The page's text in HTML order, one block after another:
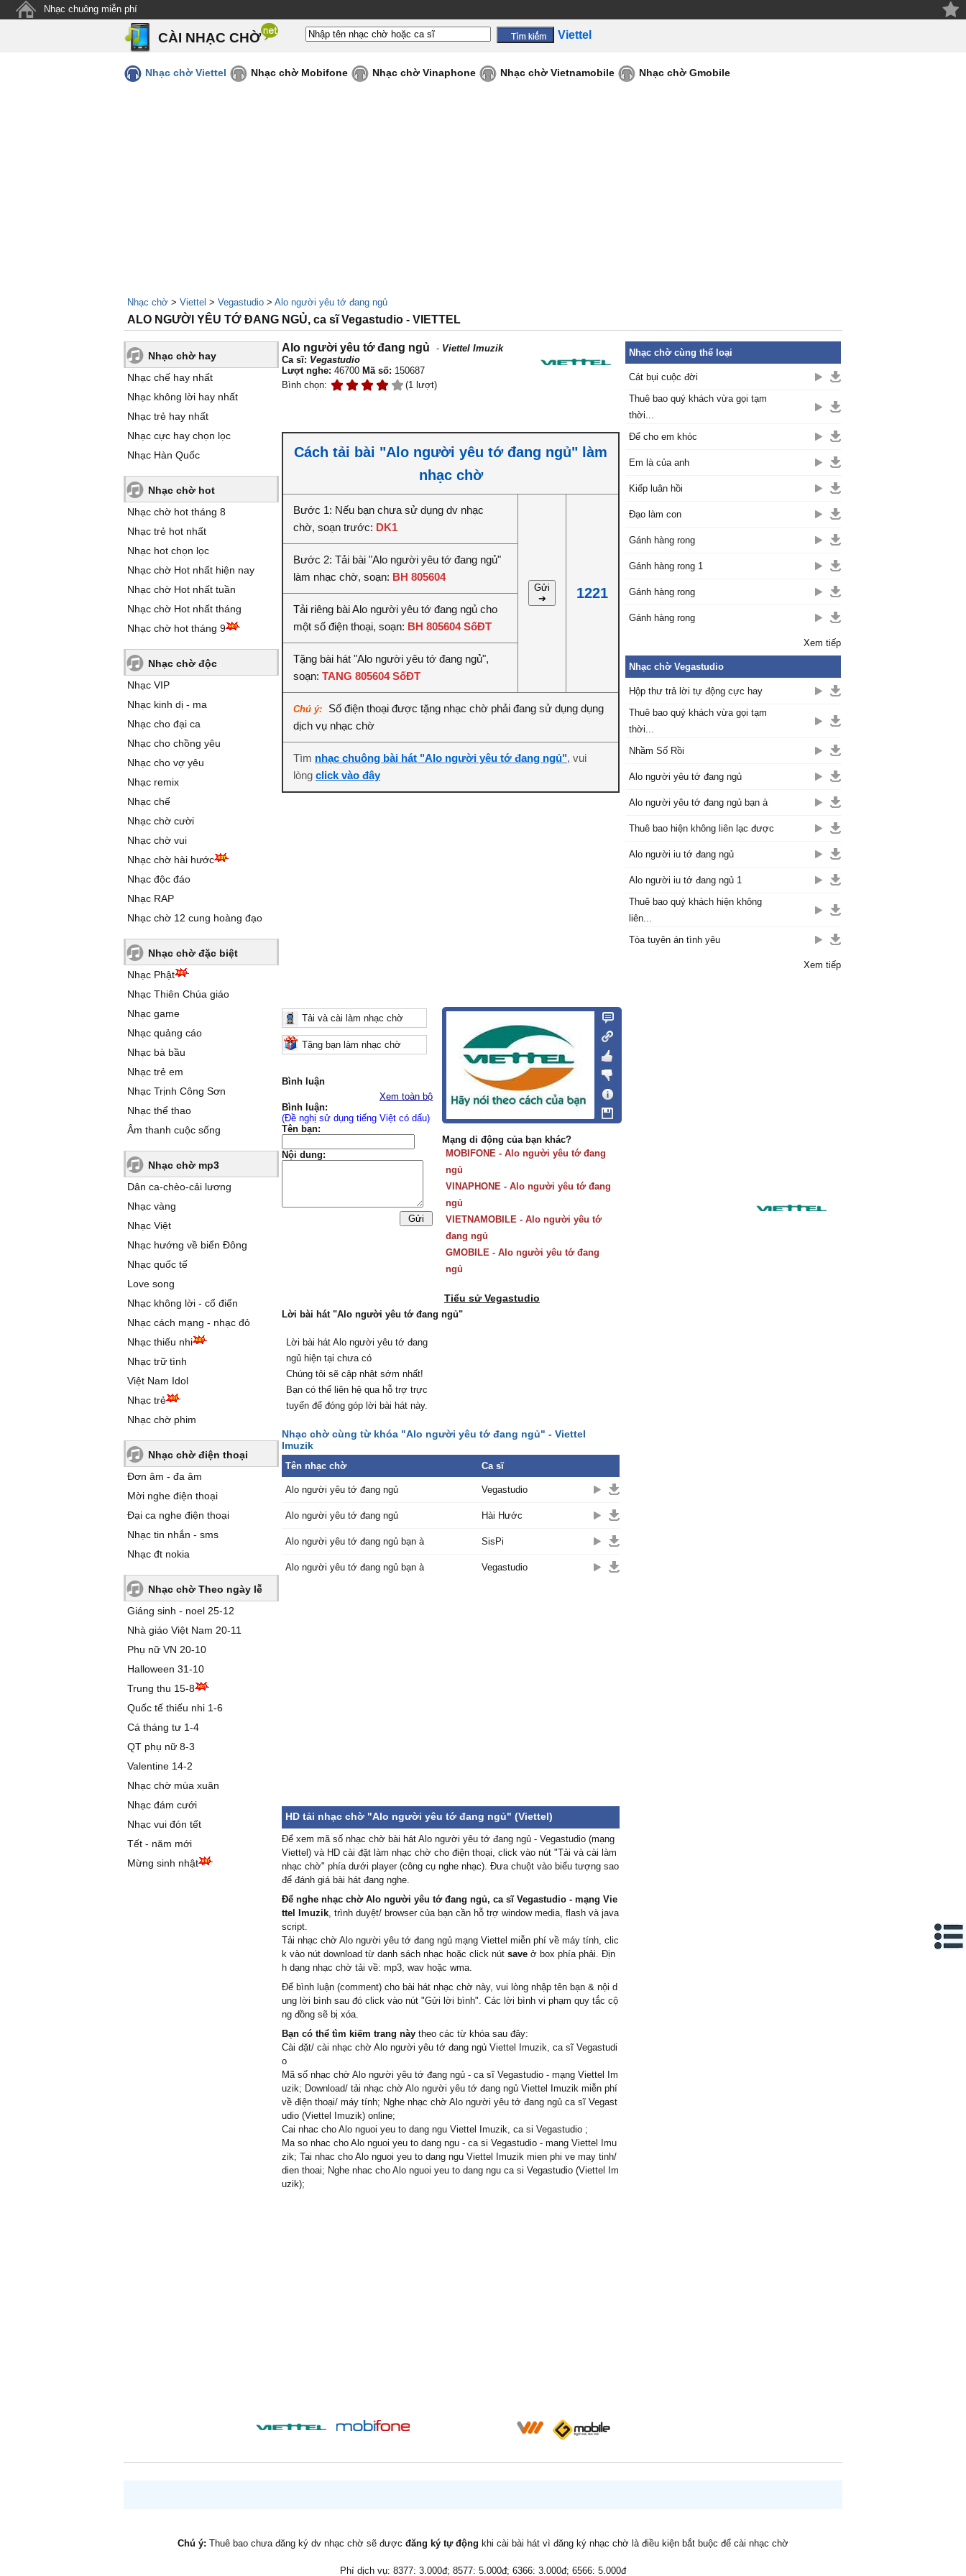
Nhạc chuông miễn phí
CÀI NHẠC CHỜ Viettel
Nhạc chờ Viettel Nhạc chờ Mobifone Nhạc chờ Vinaphone Nhạc chờ Vietnamobile Nhạc chờ Gmobile
Nhạc chờ > Viettel > Vegastudio > Alo người yêu tớ đang ngủ
ALO NGƯỜI YÊU TỚ ĐANG NGỦ, ca sĩ Vegastudio - VIETTEL
Nhạc chờ hay
Nhạc chế hay nhất
Nhạc không lời hay nhất
Nhạc trẻ hay nhất
Nhạc cực hay chọn lọc
Nhạc Hàn Quốc
Nhạc chờ hot
Nhạc chờ hot tháng 8
Nhạc trẻ hot nhất
Nhạc hot chọn lọc
Nhạc chờ Hot nhất hiện nay
Nhạc chờ Hot nhất tuần
Nhạc chờ Hot nhất tháng
Nhạc chờ hot tháng 9
Nhạc chờ độc
Nhạc VIP
Nhạc kinh dị - ma
Nhạc cho đại ca
Nhạc cho chồng yêu
Nhạc cho vợ yêu
Nhạc remix
Nhạc chế
Nhạc chờ cười
Nhạc chờ vui
Nhạc chờ hài hước
Nhạc độc đáo
Nhạc RAP
Nhạc chờ 12 cung hoàng đạo
Nhạc chờ đặc biệt
Nhạc Phật
Nhạc Thiên Chúa giáo
Nhạc game
Nhạc quảng cáo
Nhạc bà bầu
Nhạc trẻ em
Nhạc Trịnh Công Sơn
Nhạc thể thao
Âm thanh cuộc sống
Nhạc chờ mp3
Dân ca-chèo-cải lương
Nhạc vàng
Nhạc Việt
Nhạc hướng về biển Đông
Nhạc quốc tế
Love song
Nhạc không lời - cổ điển
Nhạc cách mạng - nhạc đỏ
Nhạc thiếu nhi
Nhạc trữ tình
Việt Nam Idol
Nhạc trẻ
Nhạc chờ phim
Nhạc chờ điện thoại
Đơn âm - đa âm
Mời nghe điện thoại
Đại ca nghe điện thoại
Nhạc tin nhắn - sms
Nhạc đt nokia
Nhạc chờ Theo ngày lễ
Giáng sinh - noel 25-12
Nhà giáo Việt Nam 20-11
Phụ nữ VN 20-10
Halloween 31-10
Trung thu 15-8
Quốc tế thiếu nhi 1-6
Cá tháng tư 1-4
QT phụ nữ 8-3
Valentine 14-2
Nhạc chờ mùa xuân
Nhạc đám cưới
Nhạc vui đón tết
Tết - năm mới
Mừng sinh nhật
Alo người yêu tớ đang ngủ - Viettel Imuzik
Ca sĩ: Vegastudio
Lượt nghe: 46700 Mã số: 150687
Bình chọn:
(1 lượt)
Cách tải bài "Alo người yêu tớ đang ngủ" làm
nhạc chờ
Bước 1: Nếu bạn chưa sử dụng dv nhạc
chờ, soạn trước: DK1
Gửi
➔
1221
Bước 2: Tải bài "Alo người yêu tớ đang ngủ"
làm nhạc chờ, soạn: BH 805604
Tải riêng bài Alo người yêu tớ đang ngủ cho
một số điện thoại, soạn: BH 805604 SốĐT
Tặng bài hát "Alo người yêu tớ đang ngủ",
soạn: TANG 805604 SốĐT
Chú ý:
Số điện thoại được tặng nhạc chờ phải đang sử dụng dụng
dịch vụ nhạc chờ
Tìm nhạc chuông bài hát "Alo người yêu tớ đang ngủ", vui
lòng click vào đây
Tải và cài làm nhạc chờ
Tặng bạn làm nhạc chờ
Bình luận
Xem toàn bộ
Bình luận:
(Đề nghị sử dụng tiếng Việt có dấu)
Tên bạn:
Nội dung:
Mạng di động của bạn khác?
MOBIFONE - Alo người yêu tớ đang
ngủ
VINAPHONE - Alo người yêu tớ đang
ngủ
VIETNAMOBILE - Alo người yêu tớ
đang ngủ
GMOBILE - Alo người yêu tớ đang
ngủ
Tiểu sử Vegastudio
Lời bài hát "Alo người yêu tớ đang ngủ"
Lời bài hát Alo người yêu tớ đang
ngủ hiện tại chưa có
Chúng tôi sẽ cập nhật sớm nhất!
Bạn có thể liên hệ qua hỗ trợ trực
tuyến để đóng góp lời bài hát này.
Nhạc chờ cùng từ khóa "Alo người yêu tớ đang ngủ" - Viettel
Imuzik
Tên nhạc chờ Ca sĩ
Alo người yêu tớ đang ngủ Vegastudio
Alo người yêu tớ đang ngủ Hài Hước
Alo người yêu tớ đang ngủ bạn à SisPi
Alo người yêu tớ đang ngủ bạn à Vegastudio
HD tải nhạc chờ "Alo người yêu tớ đang ngủ" (Viettel)
Để xem mã số nhạc chờ bài hát Alo người yêu tớ đang ngủ - Vegastudio (mạng
Viettel) và HD cài đặt làm nhạc chờ cho điện thoại, click vào nút "Tải và cài làm
nhạc chờ" phía dưới player (công cụ nghe nhạc). Đưa chuột vào biểu tượng sao
để đánh giá bài hát đang nghe.
Để nghe nhạc chờ Alo người yêu tớ đang ngủ, ca sĩ Vegastudio - mạng Vie
ttel Imuzik, trình duyệt/ browser của bạn cần hỗ trợ window media, flash và java
script.
Tải nhạc chờ Alo người yêu tớ đang ngủ mạng Viettel miễn phí về máy tính, clic
k vào nút download từ danh sách nhạc hoặc click nút save ở box phía phải. Địn
h dạng nhạc chờ tải về: mp3, wav hoặc wma.
Để bình luận (comment) cho bài hát nhạc chờ này, vui lòng nhập tên bạn & nội d
ung lời bình sau đó click vào nút "Gửi lời bình". Các lời bình vi phạm quy tắc cộ
ng đồng sẽ bị xóa.
Bạn có thể tìm kiếm trang này theo các từ khóa sau đây:
Cài đặt/ cài nhạc chờ Alo người yêu tớ đang ngủ Viettel Imuzik, ca sĩ Vegastudi
o
Mã số nhạc chờ Alo người yêu tớ đang ngủ - ca sĩ Vegastudio - mạng Viettel Im
uzik; Download/ tải nhạc chờ Alo người yêu tớ đang ngủ Viettel Imuzik miễn phí
về điện thoại/ máy tính; Nghe nhạc chờ Alo người yêu tớ đang ngủ ca sĩ Vegast
udio (Viettel Imuzik) online;
Cai nhac cho Alo nguoi yeu to dang ngu Viettel Imuzik, ca si Vegastudio ;
Ma so nhac cho Alo nguoi yeu to dang ngu - ca si Vegastudio - mang Viettel Imu
zik; Tai nhac cho Alo nguoi yeu to dang ngu Viettel Imuzik mien phi ve may tinh/
dien thoai; Nghe nhac cho Alo nguoi yeu to dang ngu ca si Vegastudio (Viettel Im
uzik);
Nhạc chờ cùng thể loại
Cát bụi cuộc đời
Thuê bao quý khách vừa gọi tạm
thời...
Để cho em khóc
Em là của anh
Kiếp luân hồi
Đạo làm con
Gánh hàng rong
Gánh hàng rong 1
Gánh hàng rong
Gánh hàng rong
Xem tiếp
Nhạc chờ Vegastudio
Hộp thư trả lời tự động cực hay
Thuê bao quý khách vừa gọi tạm
thời...
Nhầm Số Rồi
Alo người yêu tớ đang ngủ
Alo người yêu tớ đang ngủ bạn à
Thuê bao hiện không liên lạc được
Alo người iu tớ đang ngủ
Alo người iu tớ đang ngủ 1
Thuê bao quý khách hiện không
liên...
Tòa tuyên án tình yêu
Xem tiếp
Chú ý: Thuê bao chưa đăng ký dv nhạc chờ sẽ được đăng ký tự động khi cài bài hát vì đăng ký nhạc chờ là điều kiện bắt buộc để cài nhạc chờ
Phí dịch vụ: 8377: 3.000đ; 8577: 5.000đ; 6366: 3.000đ; 6566: 5.000đ